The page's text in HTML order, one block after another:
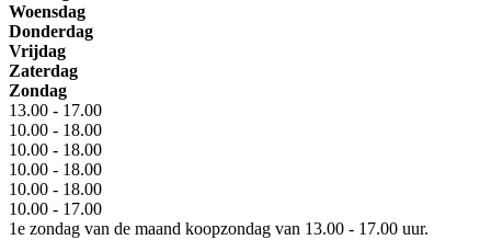
Woensdag
Donderdag
Vrijdag
Zaterdag
Zondag
13.00 - 17.00
10.00 - 18.00
10.00 - 18.00
10.00 - 18.00
10.00 - 18.00
10.00 - 17.00
1e zondag van de maand koopzondag van 13.00 - 17.00 uur.